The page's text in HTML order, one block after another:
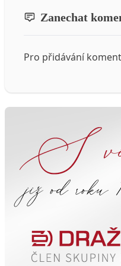
Zanechat
Pro přidávání